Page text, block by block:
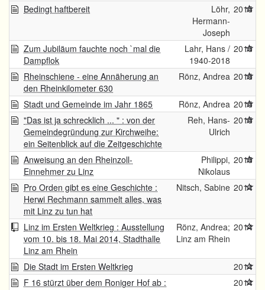
Bedingt haftbereit
Löhr,
Hermann-
Joseph
2015
Zum Jubiläum fauchte noch `mal die
Dampflok
Lahr, Hans /
1940-2018
2015
Rheinschiene - eine Annäherung an
den Rheinkilometer 630
Rönz, Andrea 2015
Stadt und Gemeinde im Jahr 1865 Rönz, Andrea 2015
"Das ist ja schrecklich ... " : von der
Gemeindegründung zur Kirchweihe:
ein Seitenblick auf die Zeitgeschichte
Reh, Hans-
Ulrich
2015
Anweisung an den Rheinzoll-
Einnehmer zu Linz
Philippi,
Nikolaus
2015
Pro Orden gibt es eine Geschichte :
Herwi Rechmann sammelt alles, was
mit Linz zu tun hat
Nitsch, Sabine 2014
Linz im Ersten Weltkrieg : Ausstellung
vom 10. bis 18. Mai 2014, Stadthalle
Linz am Rhein
Rönz, Andrea;
Linz am Rhein
2014
Die Stadt im Ersten Weltkrieg
2014
F 16 stürzt über dem Roniger Hof ab :
2014